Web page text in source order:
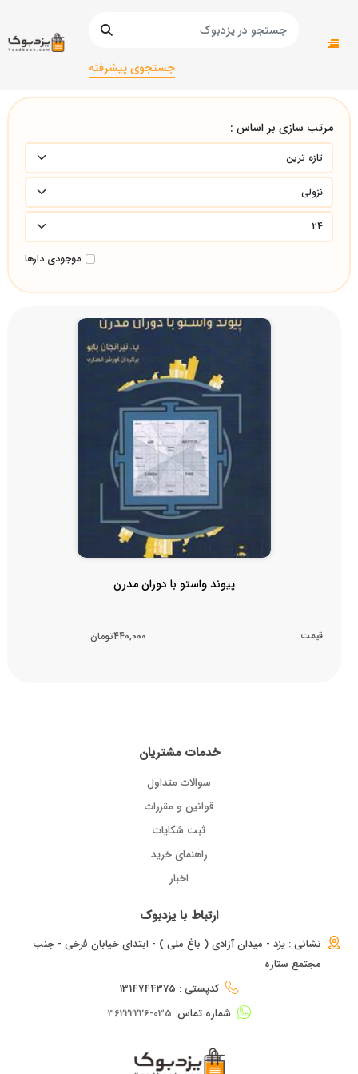
جستجوی پیشرفته
صفحه اصلی
مرتب سازی بر اساس :
موجودی دارها
پیوند واستو با دوران مدرن
قیمت: 440,000تومان
خدمات مشتریان
سوالات متداول
قوانین و مقررات
ثبت شکایات
راهنمای خرید
اخبار
ارتباط با یزدبوک
نشانی : یزد - میدان آزادی ( باغ ملی ) - ابتدای خیابان فرخی - جنب
مجتمع ستاره
کدپستی : 1314744375
شماره تماس: 035-36222226